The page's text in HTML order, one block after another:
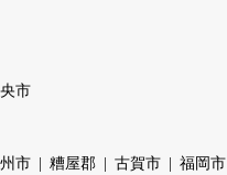
市
市 糟屋郡 古賀市 福岡市